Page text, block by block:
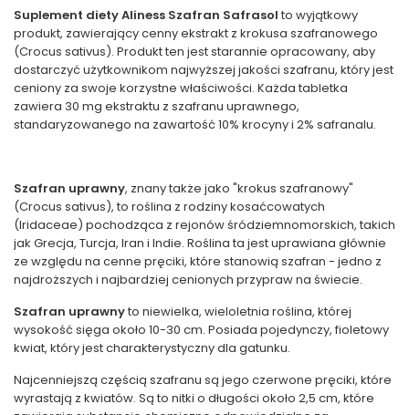
Suplement diety Aliness Szafran Safrasol to wyjątkowy
produkt, zawierający cenny ekstrakt z krokusa szafranowego
(Crocus sativus). Produkt ten jest starannie opracowany, aby
dostarczyć użytkownikom najwyższej jakości szafranu, który jest
ceniony za swoje korzystne właściwości. Każda tabletka
zawiera 30 mg ekstraktu z szafranu uprawnego,
standaryzowanego na zawartość 10% krocyny i 2% safranalu.
Szafran uprawny, znany także jako "krokus szafranowy"
(Crocus sativus), to roślina z rodziny kosaćcowatych
(Iridaceae) pochodząca z rejonów śródziemnomorskich, takich
jak Grecja, Turcja, Iran i Indie. Roślina ta jest uprawiana głównie
ze względu na cenne pręciki, które stanowią szafran - jedno z
najdroższych i najbardziej cenionych przypraw na świecie.
Szafran uprawnyto niewielka, wieloletnia roślina, której
wysokość sięga około 10-30 cm. Posiada pojedynczy, fioletowy
kwiat, który jest charakterystyczny dla gatunku.
Najcenniejszą częścią szafranu są jego czerwone pręciki, które
wyrastają z kwiatów. Są to nitki o długości około 2,5 cm, które